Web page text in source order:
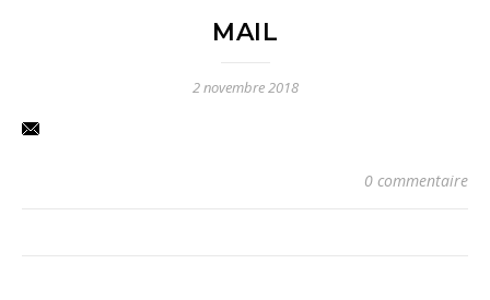
MAIL
2 novembre 2018
0 commentaire